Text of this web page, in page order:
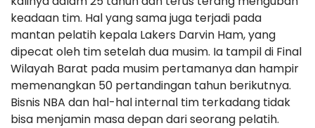
keadaan tim. Hal yang sama juga terjadi pada
mantan pelatih kepala Lakers Darvin Ham, yang
dipecat oleh tim setelah dua musim. Ia tampil di Final
Wilayah Barat pada musim pertamanya dan hampir
memenangkan 50 pertandingan tahun berikutnya.
Bisnis NBA dan hal-hal internal tim terkadang tidak
bisa menjamin masa depan dari seorang pelatih.